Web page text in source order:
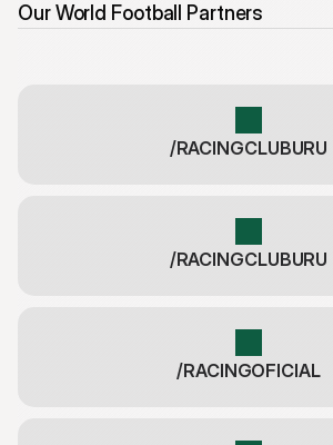
Our World Football Partners
/RACINGCLUBURU
/RACINGCLUBURU
/RACINGOFICIAL